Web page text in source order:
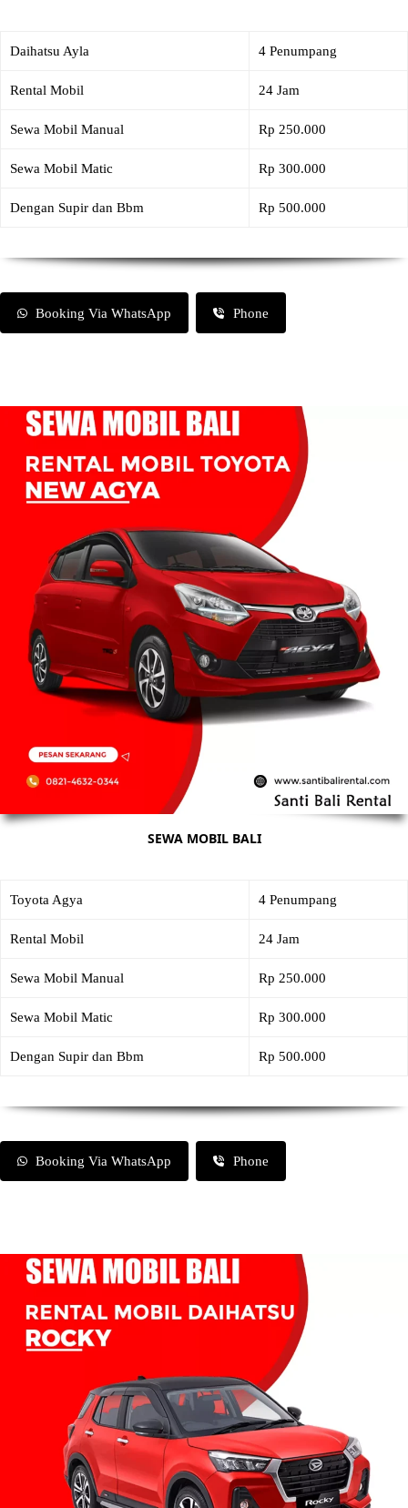
Daihatsu Ayla 4 Penumpang
Rental Mobil 24 Jam
Sewa Mobil Manual Rp 250.000
Sewa Mobil Matic Rp 300.000
Dengan Supir dan Bbm Rp 500.000
Booking Via WhatsApp Phone
SEWA MOBIL BALI
Toyota Agya 4 Penumpang
Rental Mobil 24 Jam
Sewa Mobil Manual Rp 250.000
Sewa Mobil Matic Rp 300.000
Dengan Supir dan Bbm Rp 500.000
Booking Via WhatsApp Phone